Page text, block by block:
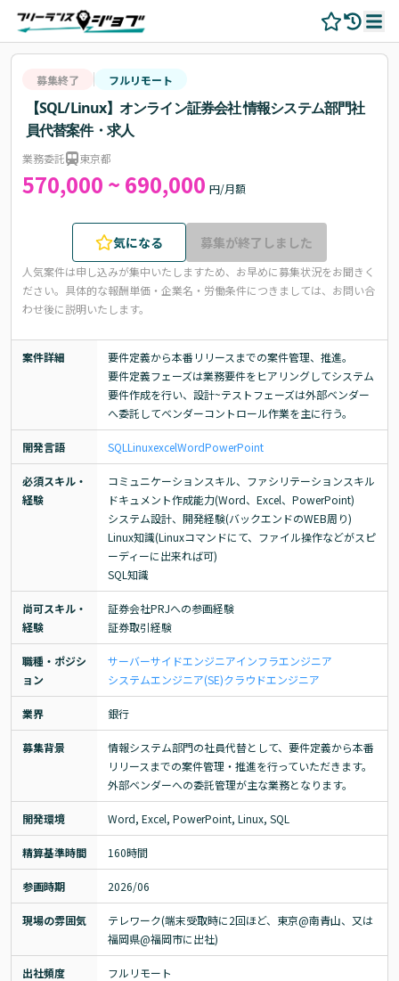
募集終了 フルリモート
【SQL/Linux】オンライン証券会社 情報システム部門社
員代替案件・求人
業務委託 東京都
570,000 ~ 690,000 円/月額
気になる 募集が終了しました
人気案件は申し込みが集中いたしますため、お早めに募集状況をお聞きく
ださい。 具体的な報酬単価・企業名・労働条件につきましては、お問い合
わせ後に説明いたします。
案件詳細
要件定義から本番リリースまでの案件管理、推進。
要件定義フェーズは業務要件をヒアリングしてシステム
要件作成を行い、設計~テストフェーズは外部ベンダー
へ委託してベンダーコントロール作業を主に行う。
開発言語 SQL LinuxexcelWordPowerPoint
必須スキル・
経験
コミュニケーションスキル、ファシリテーションスキル
ドキュメント作成能力(Word、Excel、PowerPoint)
システム設計、開発経験(バックエンドのWEB周り)
Linux知識(Linuxコマンドにて、ファイル操作などがスピ
ーディーに出来れば可)
SQL知識
尚可スキル・
経験
証券会社PRJへの参画経験
証券取引経験
職種・ポジシ
ョン
サーバーサイドエンジニアインフラエンジニア
システムエンジニア(SE)クラウドエンジニア
業界 銀行
募集背景
情報システム部門の社員代替として、要件定義から本番
リリースまでの案件管理・推進を行っていただきます。
外部ベンダーへの委託管理が主な業務となります。
開発環境 Word, Excel, PowerPoint, Linux, SQL
精算基準時間 160時間
参画時期 2026/06
現場の雰囲気
テレワーク(端末受取時に2回ほど、東京@南青山、又は
福岡県@福岡市に出社)
出社頻度 フルリモート